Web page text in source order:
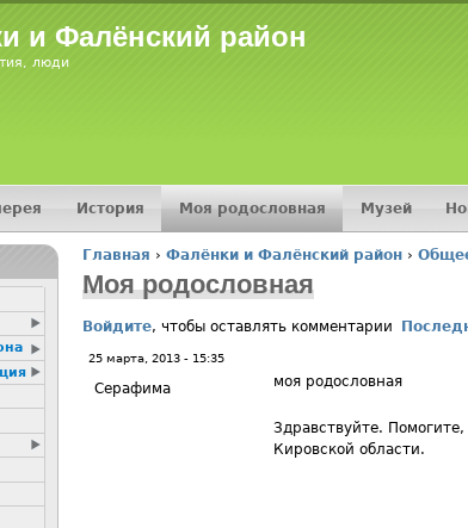
и Фалёнский район
люди
Вы здесь
Главная › Фалёнки и Фалёнский район ›
Моя родословная
Войдите, чтобы оставлять комментарии
25 марта, 2013 - 15:35
Серафима
моя родословная
Здравствуйте.
Кировской области.
История Моя родословная Музей